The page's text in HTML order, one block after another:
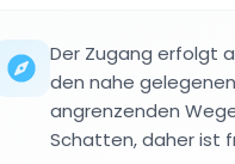
Der Zugang erfolgt
den nahe
angrenzenden
Schatten, daher ist